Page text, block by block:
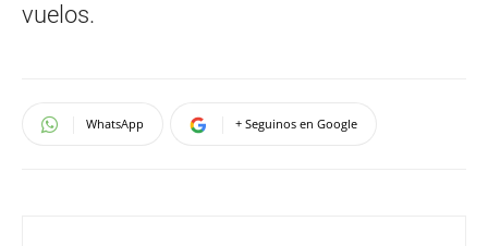
vuelos.
WhatsApp + Seguinos en Google